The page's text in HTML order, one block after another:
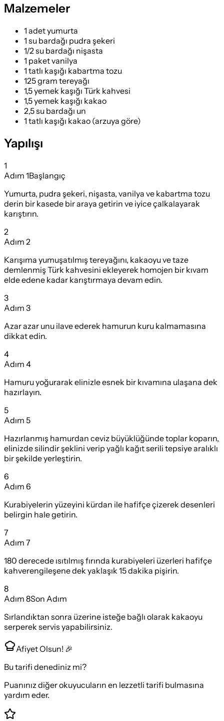
Malzemeler
1 adet yumurta
1 su bardağı pudra şekeri
1/2 su bardağı nişasta
1 paket vanilya
1 tatlı kaşığı kabartma tozu
125 gram tereyağı
1,5 yemek kaşığı Türk kahvesi
1,5 yemek kaşığı kakao
2,5 su bardağı un
1 tatlı kaşığı kakao (arzuya göre)
Yapılışı
1
Adım 1Başlangıç
Yumurta, pudra şekeri, nişasta, vanilya ve kabartma tozu
derin bir kasede bir araya getirin ve iyice çalkalayarak
karıştırın.
2
Adım 2
Karışıma yumuşatılmış tereyağını, kakaoyu ve taze
demlenmiş Türk kahvesini ekleyerek homojen bir kıvam
elde edene kadar karıştırmaya devam edin.
3
Adım 3
Azar azar unu ilave ederek hamurun kuru kalmamasına
dikkat edin.
4
Adım 4
Hamuru yoğurarak elinizle esnek bir kıvamına ulaşana dek
hazırlayın.
5
Adım 5
Hazırlanmış hamurdan ceviz büyüklüğünde toplar koparın,
elinizde silindir şeklini verip yağlı kağıt serili tepsiye aralıklı
bir şekilde yerleştirin.
6
Adım 6
Kurabiyelerin yüzeyini kürdan ile hafifçe çizerek desenleri
belirgin hale getirin.
7
Adım 7
180 derecede ısıtılmış fırında kurabiyeleri üzerleri hafifçe
kahverengileşene dek yaklaşık 15 dakika pişirin.
8
Adım 8Son Adım
Sırlandıktan sonra üzerine isteğe bağlı olarak kakaoyu
serperek servis yapabilirsiniz.
Afiyet Olsun! 🎉
Bu tarifi denediniz mi?
Puanınız diğer okuyucuların en lezzetli tarifi bulmasına
yardım eder.